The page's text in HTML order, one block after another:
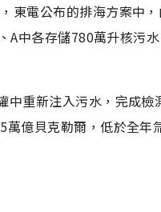
東電公布的排海方案中
A中各存儲780萬升核污
中重新注入污水，完成
億貝克勒爾，低於全年